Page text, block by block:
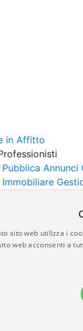
Pubblica Annunci
Immobiliare
italia.it
veridicità, della
sito web utilizza i
web acconsenti a